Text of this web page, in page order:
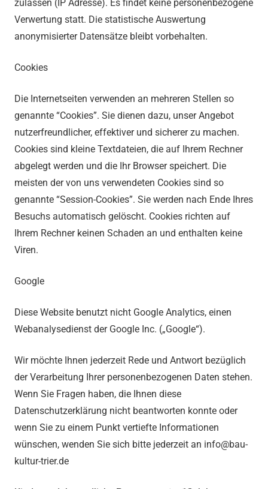
zulassen (IP Adresse). Es findet keine personenbezogene
Verwertung statt. Die statistische Auswertung
anonymisierter Datensätze bleibt vorbehalten.
Cookies
Die Internetseiten verwenden an mehreren Stellen so
genannte “Cookies”. Sie dienen dazu, unser Angebot
nutzerfreundlicher, effektiver und sicherer zu machen.
Cookies sind kleine Textdateien, die auf Ihrem Rechner
abgelegt werden und die Ihr Browser speichert. Die
meisten der von uns verwendeten Cookies sind so
genannte “Session-Cookies”. Sie werden nach Ende Ihres
Besuchs automatisch gelöscht. Cookies richten auf
Ihrem Rechner keinen Schaden an und enthalten keine
Viren.
Google
Diese Website benutzt nicht Google Analytics, einen
Webanalysedienst der Google Inc. („Google“).
Wir möchte Ihnen jederzeit Rede und Antwort bezüglich
der Verarbeitung Ihrer personenbezogenen Daten stehen.
Wenn Sie Fragen haben, die Ihnen diese
Datenschutzerklärung nicht beantworten konnte oder
wenn Sie zu einem Punkt vertiefte Informationen
wünschen, wenden Sie sich bitte jederzeit an info@bau-
kultur-trier.de